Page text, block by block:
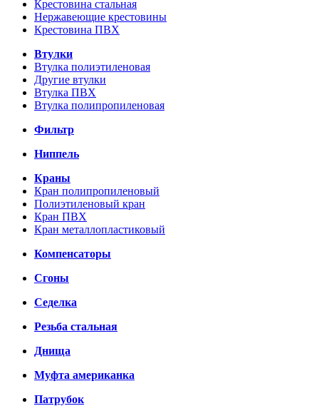
Крестовина стальная
Нержавеющие крестовины
Крестовина ПВХ
Втулки
Втулка полиэтиленовая
Другие втулки
Втулка ПВХ
Втулка полипропиленовая
Фильтр
Ниппель
Краны
Кран полипропиленовый
Полиэтиленовый кран
Кран ПВХ
Кран металлопластиковый
Компенсаторы
Сгоны
Седелка
Резьба стальная
Днища
Муфта американка
Патрубок